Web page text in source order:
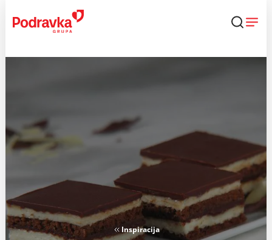
content
Inspiracija